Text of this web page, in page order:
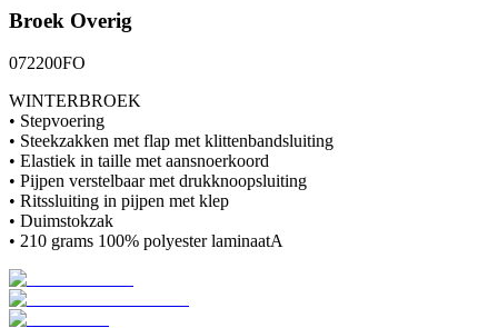
Broek Overig
072200FO
WINTERBROEK
• Stepvoering
• Steekzakken met flap met klittenbandsluiting
• Elastiek in taille met aansnoerkoord
• Pijpen verstelbaar met drukknoopsluiting
• Ritssluiting in pijpen met klep
• Duimstokzak
• 210 grams 100% polyester laminaatA